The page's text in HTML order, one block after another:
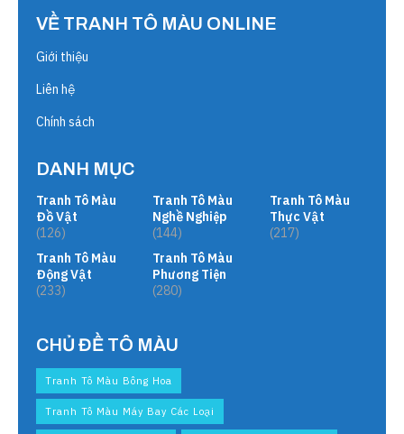
VỀ TRANH TÔ MÀU ONLINE
Giới thiệu
Liên hệ
Chính sách
DANH MỤC
Tranh Tô Màu
Đồ Vật
(126)
Tranh Tô Màu
Động Vật
(233)
Tranh Tô Màu
Nghề Nghiệp
(144)
Tranh Tô Màu
Phương Tiện
(280)
Tranh Tô Màu
Thực Vật
(217)
CHỦ ĐỀ TÔ MÀU
Tranh Tô Màu Bông Hoa
Tranh Tô Màu Máy Bay Các Loại